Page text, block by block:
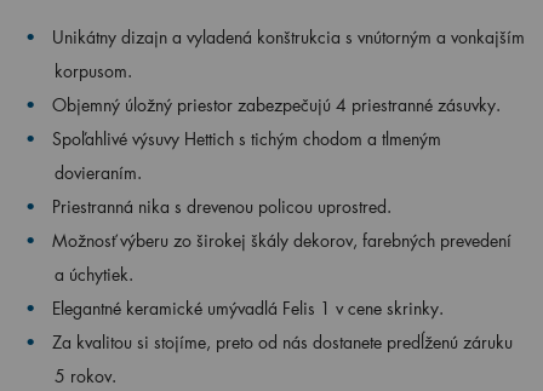
Unikátny dizajn a vyladená konštrukcia s vnútorným a vonkajším
korpusom.
Objemný úložný priestor zabezpečujú 4 priestranné zásuvky.
Spoľahlivé výsuvy Hettich s tichým chodom a tlmeným
dovieraním.
Priestranná nika s drevenou policou uprostred.
Možnosť výberu zo širokej škály dekorov, farebných prevedení
a úchytiek.
Elegantné keramické umývadlá Felis 1 v cene skrinky.
Za kvalitou si stojíme, preto od nás dostanete predĺženú záruku
5 rokov.